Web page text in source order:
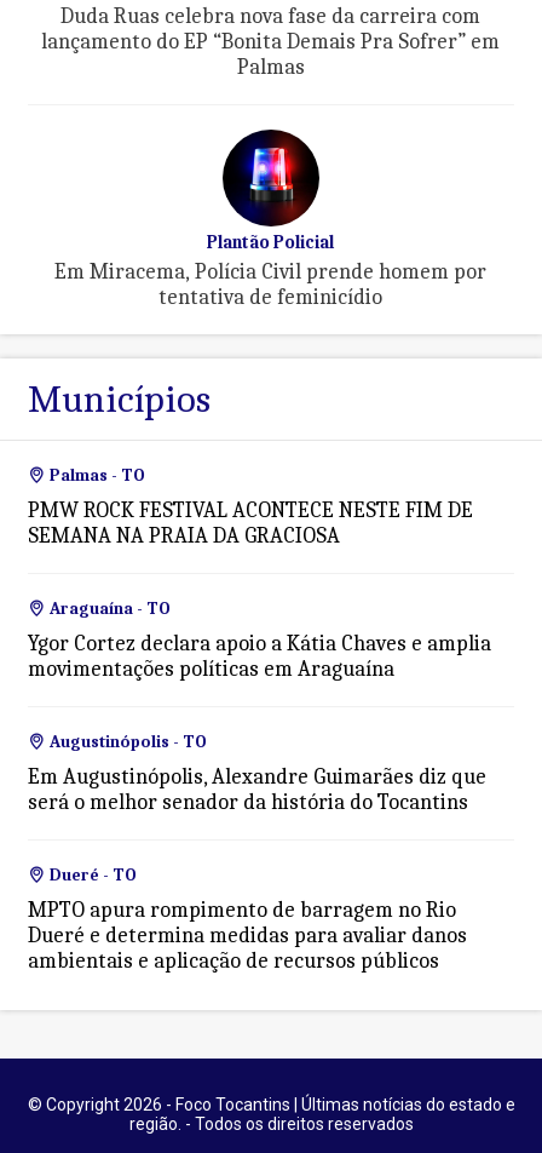
Duda Ruas celebra nova fase da carreira com
lançamento do EP “Bonita Demais Pra Sofrer” em
Palmas
Plantão Policial
Em Miracema, Polícia Civil prende homem por
tentativa de feminicídio
Municípios
Palmas - TO
PMW ROCK FESTIVAL ACONTECE NESTE FIM DE
SEMANA NA PRAIA DA GRACIOSA
Araguaína - TO
Ygor Cortez declara apoio a Kátia Chaves e amplia
movimentações políticas em Araguaína
Augustinópolis - TO
Em Augustinópolis, Alexandre Guimarães diz que
será o melhor senador da história do Tocantins
Dueré - TO
MPTO apura rompimento de barragem no Rio
Dueré e determina medidas para avaliar danos
ambientais e aplicação de recursos públicos
© Copyright 2026 - Foco Tocantins | Últimas notícias do estado e
região. - Todos os direitos reservados